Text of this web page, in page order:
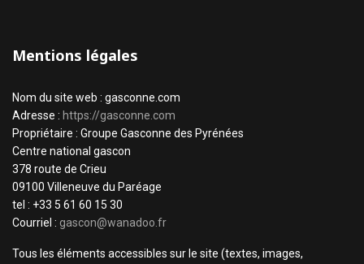
Mentions légales
Nom du site web : gasconne.com
Adresse : https://gasconne.com
Propriétaire : Groupe Gasconne des Pyrénées
Centre national gascon
378 route de Crieu
09100 Villeneuve du Paréage
tel : +33 5 61 60 15 30
Courriel : gascon@wanadoo.fr
Tous les éléments accessibles sur le site (textes, images,